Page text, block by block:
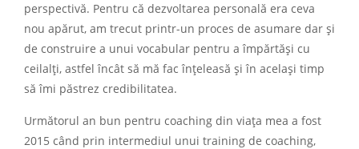
perspectivă. Pentru că dezvoltarea personală era ceva
nou apărut, am trecut printr-un proces de asumare dar și
de construire a unui vocabular pentru a împărtăși cu
ceilalți, astfel încât să mă fac înțeleasă și în același timp
să îmi păstrez credibilitatea.
Următorul an bun pentru coaching din viața mea a fost
2015 când prin intermediul unui training de coaching,